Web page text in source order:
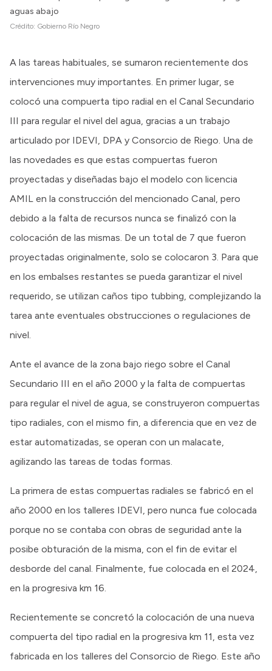
aguas abajo
Crédito: Gobierno Río Negro
A las tareas habituales, se sumaron recientemente dos
intervenciones muy importantes. En primer lugar, se
colocó una compuerta tipo radial en el Canal Secundario
III para regular el nivel del agua, gracias a un trabajo
articulado por IDEVI, DPA y Consorcio de Riego. Una de
las novedades es que estas compuertas fueron
proyectadas y diseñadas bajo el modelo con licencia
AMIL en la construcción del mencionado Canal, pero
debido a la falta de recursos nunca se finalizó con la
colocación de las mismas. De un total de 7 que fueron
proyectadas originalmente, solo se colocaron 3. Para que
en los embalses restantes se pueda garantizar el nivel
requerido, se utilizan caños tipo tubbing, complejizando la
tarea ante eventuales obstrucciones o regulaciones de
nivel.
Ante el avance de la zona bajo riego sobre el Canal
Secundario III en el año 2000 y la falta de compuertas
para regular el nivel de agua, se construyeron compuertas
tipo radiales, con el mismo fin, a diferencia que en vez de
estar automatizadas, se operan con un malacate,
agilizando las tareas de todas formas.
La primera de estas compuertas radiales se fabricó en el
año 2000 en los talleres IDEVI, pero nunca fue colocada
porque no se contaba con obras de seguridad ante la
posibe obturación de la misma, con el fin de evitar el
desborde del canal. Finalmente, fue colocada en el 2024,
en la progresiva km 16.
Recientemente se concretó la colocación de una nueva
compuerta del tipo radial en la progresiva km 11, esta vez
fabricada en los talleres del Consorcio de Riego. Este año